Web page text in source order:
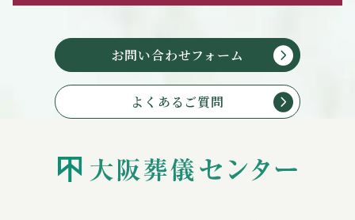
お問い合わせフォーム
よくあるご質問